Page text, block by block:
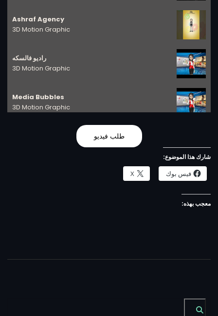
Ashraf Agency
3D Motion Graphic
راديو فالسكه
3D Motion Graphic
Media Bubbles
3D Motion Graphic
3D Motion Graphic
طلب فيديو
شارك هذا الموضوع:
فيس بوك X
معجب بهذه: